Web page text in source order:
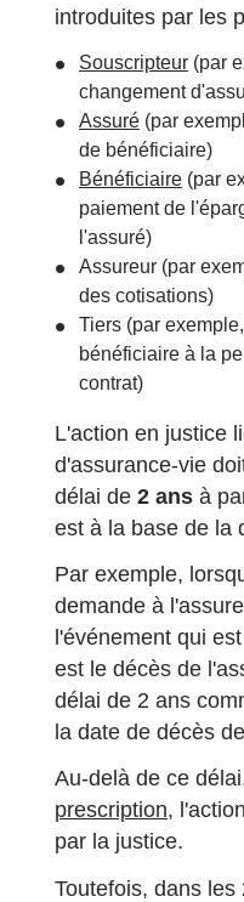
introduites par les
Souscripteur (par
changement
Assuré (par
de bénéficiaire)
Bénéficiaire (par
paiement de
l'assuré)
Assureur (par
des cotisations)
Tiers (par
bénéficiaire à la
contrat)
L'action en justice
d'assurance-vie
délai de 2 ans à
est à la base de la
Par exemple,
demande à
l'événement qui
est le décès de
délai de 2 ans
la date de décès
Au-delà de ce
prescription,
par la justice.
Toutefois, dans